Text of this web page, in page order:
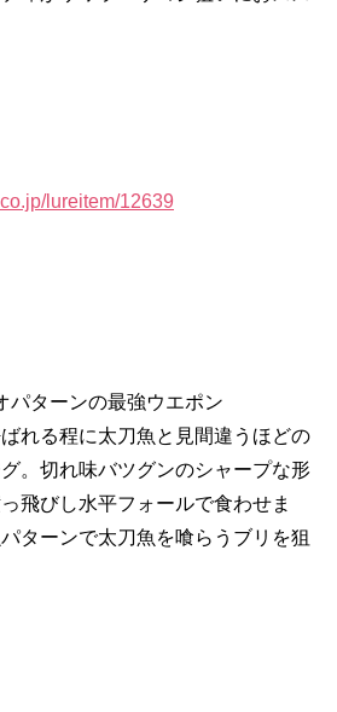
lureitem/12639
ターンの最強ウエポン
れる程に太刀魚と見間違うほどの
。切れ味バツグンのシャープな形
飛びし水平フォールで食わせま
ターンで太刀魚を喰らうブリを狙